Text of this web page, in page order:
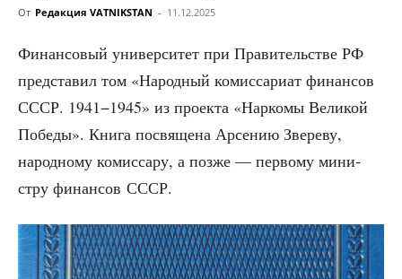
От Редакция VATNIKSTAN - 11.12.2025
Финан­со­вый уни­вер­си­тет при Пра­ви­тель­стве РФ
пред­ста­вил том «Народ­ный комис­са­ри­ат финан­сов
СССР. 1941−1945» из про­ек­та «Нар­ко­мы Вели­кой
Побе­ды». Кни­га посвя­ще­на Арсе­нию Зве­ре­ву,
народ­но­му комис­са­ру, а поз­же — пер­во­му мини­
стру финан­сов СССР.